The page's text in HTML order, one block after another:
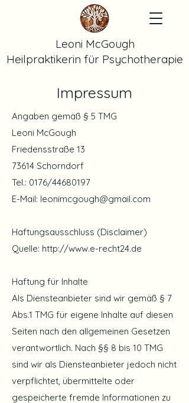
Leoni McGough
Heilpraktikerin für Psychotherapie
Impressum
Angaben gemäß § 5 TMG
Leoni McGough
Friedensstraße 13
73614 Schorndorf
Tel.: 0176/44680197
E-Mail: leonimcgough@gmail.com
Haftungsausschluss (Disclaimer)
Quelle: http://www.e-recht24.de
Haftung für Inhalte
Als Diensteanbieter sind wir gemäß § 7
Abs.1 TMG für eigene Inhalte auf diesen
Seiten nach den allgemeinen Gesetzen
verantwortlich. Nach §§ 8 bis 10 TMG
sind wir als Diensteanbieter jedoch nicht
verpflichtet, übermittelte oder
gespeicherte fremde Informationen zu